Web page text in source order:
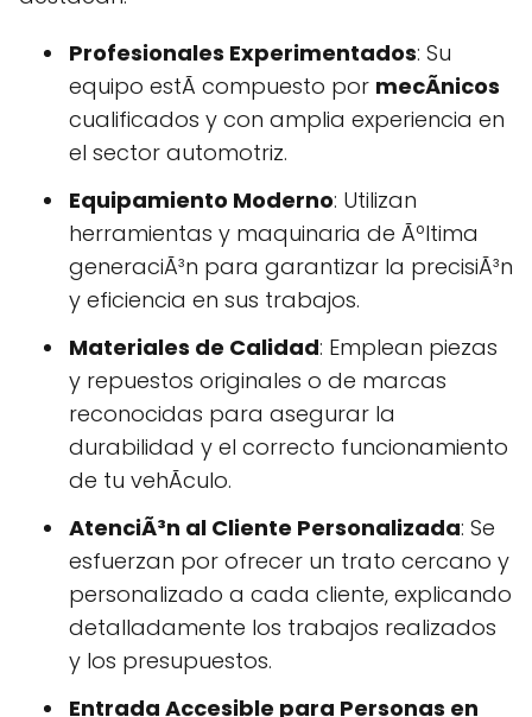
Profesionales Experimentados: Su
equipo estÃ compuesto por mecÃnicos
cualificados y con amplia experiencia en
el sector automotriz.
Equipamiento Moderno: Utilizan
herramientas y maquinaria de Ãºltima
generaciÃ³n para garantizar la precisiÃ³n
y eficiencia en sus trabajos.
Materiales de Calidad: Emplean piezas
y repuestos originales o de marcas
reconocidas para asegurar la
durabilidad y el correcto funcionamiento
de tu vehÃ­culo.
AtenciÃ³n al Cliente Personalizada: Se
esfuerzan por ofrecer un trato cercano y
personalizado a cada cliente, explicando
detalladamente los trabajos realizados
y los presupuestos.
Entrada Accesible para Personas en